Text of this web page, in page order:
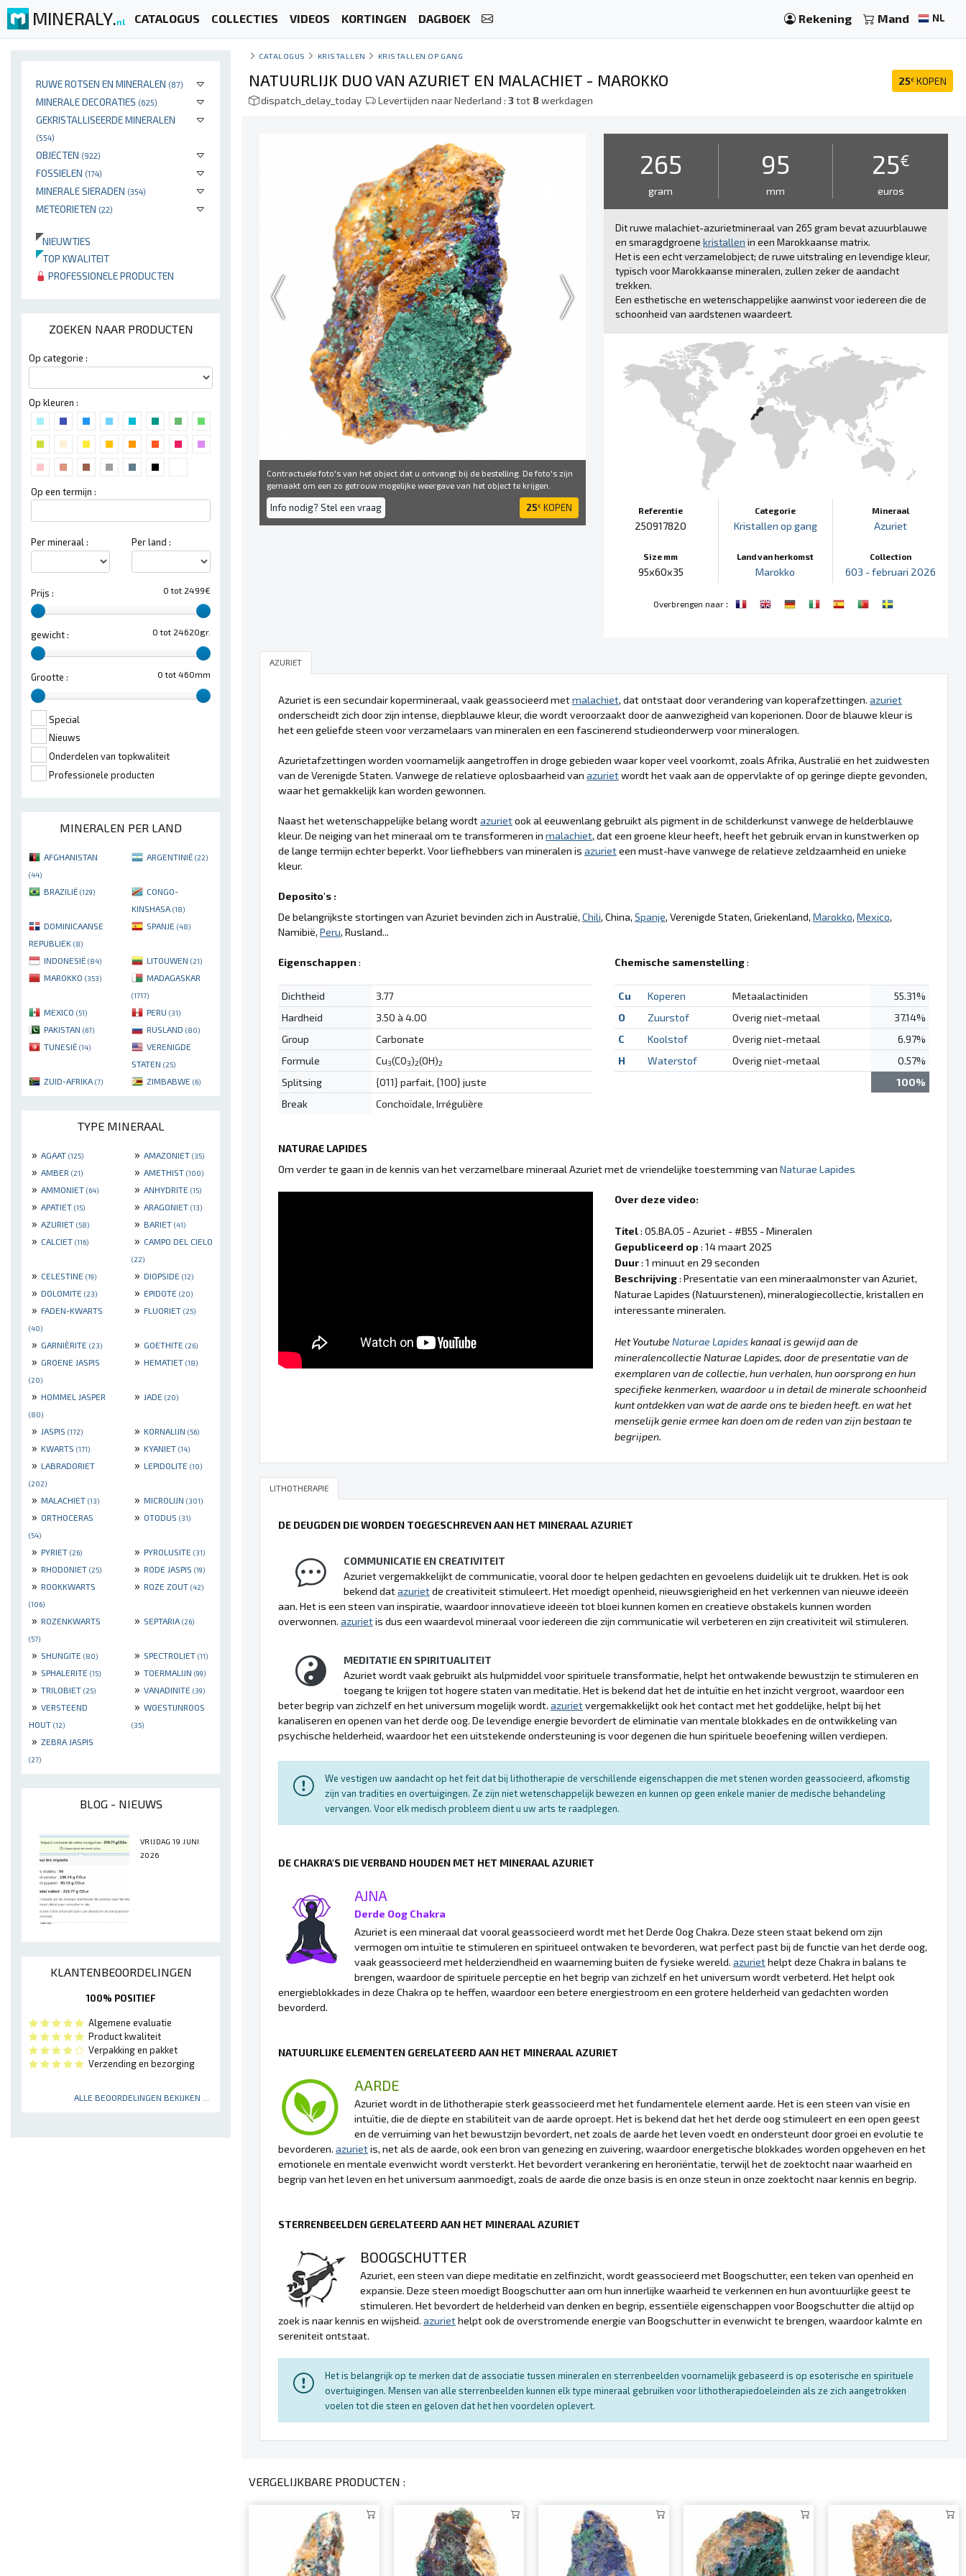
MINERALY.nl CATALOGUS COLLECTIES VIDEOS KORTINGEN DAGBOEK Rekening Mand NL
RUWE ROTSEN EN MINERALEN (87)
MINERALE DECORATIES (625)
GEKRISTALLISEERDE MINERALEN
(554)
OBJECTEN (922)
FOSSIELEN (174)
MINERALE SIERADEN (354)
METEORIETEN (22)
NIEUWTJES
TOP KWALITEIT
PROFESSIONELE PRODUCTEN
ZOEKEN NAAR PRODUCTEN
Op categorie :
Op kleuren :
Op een termijn :
Per mineraal : Per land :
0 tot 2499€
Prijs :
0 tot 24620gr.
gewicht :
0 tot 460mm
Grootte :
Special
Nieuws
Onderdelen van topkwaliteit
Professionele producten
MINERALEN PER LAND
AFGHANISTAN
(44)
ARGENTINIË (22)
BRAZILIË (129)
CONGO-
KINSHASA (18)
DOMINICAANSE
REPUBLIEK (8)
SPANJE (48)
INDONESIË (84) LITOUWEN (21)
MAROKKO (353) MADAGASKAR
(1717)
MEXICO (51) PERU (31)
PAKISTAN (67) RUSLAND (80)
TUNESIË (14)
VERENIGDE
STATEN (25)
ZUID-AFRIKA (7) ZIMBABWE (6)
TYPE MINERAAL
» AGAAT (125) » AMAZONIET (35)
» AMBER (21) » AMETHIST (100)
» AMMONIET (64) » ANHYDRITE (15)
» APATIET (15) » ARAGONIET (13)
» AZURIET (58) » BARIET (41)
» CALCIET (116) » CAMPO DEL CIELO
(22)
» CELESTINE (19) » DIOPSIDE (12)
» DOLOMITE (23) » EPIDOTE (20)
» FADEN-KWARTS
(40)
» FLUORIET (25)
» GARNIÈRITE (23) » GOETHITE (26)
» GROENE JASPIS
(20)
» HEMATIET (18)
» HOMMEL JASPER
(80)
» JADE (20)
» JASPIS (172) » KORNALIJN (56)
» KWARTS (171) » KYANIET (14)
» LABRADORIET
(202)
» LEPIDOLITE (10)
» MALACHIET (13) » MICROLIJN (301)
» ORTHOCERAS
(54)
» OTODUS (31)
» PYRIET (26) » PYROLUSITE (31)
» RHODONIET (25) » RODE JASPIS (19)
» ROOKKWARTS
(106)
» ROZE ZOUT (42)
» ROZENKWARTS
(57)
» SEPTARIA (26)
» SHUNGITE (80) » SPECTROLIET (11)
» SPHALERITE (15) » TOERMALIJN (99)
» TRILOBIET (25) » VANADINITE (39)
» VERSTEEND
HOUT (12)
» WOESTIJNROOS
(35)
» ZEBRA JASPIS
(27)
BLOG - NIEUWS
VRIJDAG 19 JUNI
2026
KLANTENBEOORDELINGEN
100% POSITIEF
Algemene evaluatie
Product kwaliteit
Verpakking en pakket
Verzending en bezorging
ALLE BEOORDELINGEN BEKIJKEN ...
CATALOGUS KRISTALLEN KRISTALLEN OP GANG
25€ KOPEN
NATUURLIJK DUO VAN AZURIET EN MALACHIET - MAROKKO
dispatch_delay_today Levertijden naar Nederland : 3tot 8werkdagen
Contractuele foto's van het object dat u ontvangt bij de bestelling. De foto's zijn
gemaakt om een ​​zo getrouw mogelijke weergave van het object te krijgen.
Info nodig? Stel een vraag 25€ KOPEN
265
gram
95
mm
25€
euros
Dit ruwe malachiet-azurietmineraal van 265 gram bevat azuurblauwe
en smaragdgroene kristallen in een Marokkaanse matrix.
Het is een echt verzamelobject; de ruwe uitstraling en levendige kleur,
typisch voor Marokkaanse mineralen, zullen zeker de aandacht
trekken.
Een esthetische en wetenschappelijke aanwinst voor iedereen die de
schoonheid van aardstenen waardeert.
Referentie
250917820
Size mm
95x60x35
Categorie
Kristallen op gang
Land van herkomst
Marokko
Mineraal
Azuriet
Collection
603 - februari 2026
Overbrengen naar :
AZURIET
Azuriet is een secundair kopermineraal, vaak geassocieerd metmalachiet, dat ontstaat door verandering van koperafzettingen. azuriet
onderscheidt zich door zijn intense, diepblauwe kleur, die wordt veroorzaakt door de aanwezigheid van koperionen. Door de blauwe kleur is
het een geliefde steen voor verzamelaars van mineralen en een fascinerend studieonderwerp voor mineralogen.
Azurietafzettingen worden voornamelijk aangetroffen in droge gebieden waar koper veel voorkomt, zoals Afrika, Australië en het zuidwesten
van de Verenigde Staten. Vanwege de relatieve oplosbaarheid van azurietwordt het vaak aan de oppervlakte of op geringe diepte gevonden,
waar het gemakkelijk kan worden gewonnen.
Naast het wetenschappelijke belang wordtazurietook al eeuwenlang gebruikt als pigment in de schilderkunst vanwege de helderblauwe
kleur. De neiging van het mineraal om te transformeren in malachiet, dat een groene kleur heeft, heeft het gebruik ervan in kunstwerken op
de lange termijn echter beperkt. Voor liefhebbers van mineralen is azurieteen must-have vanwege de relatieve zeldzaamheid en unieke
kleur.
Deposito's :
De belangrijkste stortingen van Azuriet bevinden zich in Australië, Chili, China, Spanje, Verenigde Staten, Griekenland, Marokko, Mexico,
Namibië, Peru, Rusland...
Eigenschappen :
Dichtheid
3.77
Hardheid
3.50 à 4.00
Group
Carbonate
Formule
Cu3(CO3)2(OH)2
Splitsing
{011} parfait, {100} juste
Break
Conchoïdale, Irrégulière
Chemische samenstelling:
Cu Koperen Metaalactiniden
55.31%
O
Zuurstof Overig niet-metaal
37.14%
C
Koolstof Overig niet-metaal
6.97%
H
Waterstof Overig niet-metaal
0.57%
100%
NATURAE LAPIDES
Om verder te gaan in de kennis van het verzamelbare mineraal Azuriet met de vriendelijke toestemming van Naturae Lapides
Over deze video:
Titel: 05.BA.05 - Azuriet - #B55 - Mineralen
Gepubliceerd op : 14 maart 2025
Duur: 1 minuut en 29 seconden
Beschrijving: Presentatie van een mineraalmonster van Azuriet,
Naturae Lapides (Natuurstenen), mineralogiecollectie, kristallen en
interessante mineralen.
Het Youtube Naturae Lapideskanaal is gewijd aan de
mineralencollectie Naturae Lapides, door de presentatie van de
exemplaren van de collectie, hun verhalen, hun oorsprong en hun
specifieke kenmerken, waardoor u in detail de minerale schoonheid
kunt ontdekken van wat de aarde ons te bieden heeft. en wat het
menselijk genie ermee kan doen om de reden van zijn bestaan te
begrijpen.
LITHOTHERAPIE
DE DEUGDEN DIE WORDEN TOEGESCHREVEN AAN HET MINERAAL AZURIET
COMMUNICATIE EN CREATIVITEIT
Azuriet vergemakkelijkt de communicatie, vooral door te helpen gedachten en gevoelens duidelijk uit te drukken. Het is ook
bekend datazurietde creativiteit stimuleert. Het moedigt openheid, nieuwsgierigheid en het verkennen van nieuwe ideeën
aan. Het is een steen van inspiratie, waardoor innovatieve ideeën tot bloei kunnen komen en creatieve obstakels kunnen worden
overwonnen. azurietis dus een waardevol mineraal voor iedereen die zijn communicatie wil verbeteren en zijn creativiteit wil stimuleren.
MEDITATIE EN SPIRITUALITEIT
Azuriet wordt vaak gebruikt als hulpmiddel voor spirituele transformatie, helpt het ontwakende bewustzijn te stimuleren en
toegang te krijgen tot hogere staten van meditatie. Het is bekend dat het de intuïtie en het inzicht vergroot, waardoor een
beter begrip van zichzelf en het universum mogelijk wordt. azurietvergemakkelijkt ook het contact met het goddelijke, helpt bij het
kanaliseren en openen van het derde oog. De levendige energie bevordert de eliminatie van mentale blokkades en de ontwikkeling van
psychische helderheid, waardoor het een uitstekende ondersteuning is voor degenen die hun spirituele beoefening willen verdiepen.
We vestigen uw aandacht op het feit dat bij lithotherapie de verschillende eigenschappen die met stenen worden geassocieerd, afkomstig
zijn van tradities en overtuigingen. Ze zijn niet wetenschappelijk bewezen en kunnen op geen enkele manier de medische behandeling
vervangen. Voor elk medisch probleem dient u uw arts te raadplegen.
DE CHAKRA'S DIE VERBAND HOUDEN MET HET MINERAAL AZURIET
AJNA
Derde Oog Chakra
Azuriet is een mineraal dat vooral geassocieerd wordt met het Derde Oog Chakra. Deze steen staat bekend om zijn
vermogen om intuïtie te stimuleren en spiritueel ontwaken te bevorderen, wat perfect past bij de functie van het derde oog,
vaak geassocieerd met helderziendheid en waarneming buiten de fysieke wereld. azuriethelpt deze Chakra in balans te
brengen, waardoor de spirituele perceptie en het begrip van zichzelf en het universum wordt verbeterd. Het helpt ook
energieblokkades in deze Chakra op te heffen, waardoor een betere energiestroom en een grotere helderheid van gedachten worden
bevorderd.
NATUURLIJKE ELEMENTEN GERELATEERD AAN HET MINERAAL AZURIET
AARDE
Azuriet wordt in de lithotherapie sterk geassocieerd met het fundamentele element aarde. Het is een steen van visie en
intuïtie, die de diepte en stabiliteit van de aarde oproept. Het is bekend dat het het derde oog stimuleert en een open geest
en de verruiming van het bewustzijn bevordert, net zoals de aarde het leven voedt en ondersteunt door groei en evolutie te
bevorderen. azurietis, net als de aarde, ook een bron van genezing en zuivering, waardoor energetische blokkades worden opgeheven en het
emotionele en mentale evenwicht wordt versterkt. Het bevordert verankering en heroriëntatie, terwijl het de zoektocht naar waarheid en
begrip van het leven en het universum aanmoedigt, zoals de aarde die onze basis is en onze steun in onze zoektocht naar kennis en begrip.
STERRENBEELDEN GERELATEERD AAN HET MINERAAL AZURIET
BOOGSCHUTTER
Azuriet, een steen van diepe meditatie en zelfinzicht, wordt geassocieerd met Boogschutter, een teken van openheid en
expansie. Deze steen moedigt Boogschutter aan om hun innerlijke waarheid te verkennen en hun avontuurlijke geest te
stimuleren. Het bevordert de helderheid van denken en begrip, essentiële eigenschappen voor Boogschutter die altijd op
zoek is naar kennis en wijsheid. azuriethelpt ook de overstromende energie van Boogschutter in evenwicht te brengen, waardoor kalmte en
sereniteit ontstaat.
Het is belangrijk op te merken dat de associatie tussen mineralen en sterrenbeelden voornamelijk gebaseerd is op esoterische en spirituele
overtuigingen. Mensen van alle sterrenbeelden kunnen elk type mineraal gebruiken voor lithotherapiedoeleinden als ze zich aangetrokken
voelen tot die steen en geloven dat het hen voordelen oplevert.
VERGELIJKBARE PRODUCTEN :